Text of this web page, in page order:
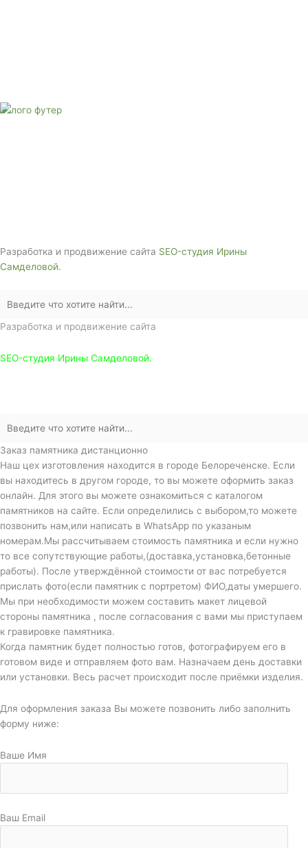
Разработка и продвижение сайта SEO-студия Ирины
Самделовой.
Разработка и продвижение сайта
SEO-студия Ирины Самделовой.
Заказ памятника дистанционно
Наш цех изготовления находится в городе Белореченске. Если
вы находитесь в другом городе, то вы можете оформить заказ
онлайн. Для этого вы можете ознакомиться с каталогом
памятников на сайте. Если определились с выбором,то можете
позвонить нам,или написать в WhatsApp по указаным
номерам.Мы рассчитываем стоимость памятника и если нужно
то все сопутствующие работы,(доставка,установка,бетонные
работы). После утверждённой стоимости от вас потребуется
прислать фото(если памятник с портретом) ФИО,даты умершего.
Мы при необходимости можем составить макет лицевой
стороны памятника , после согласования с вами мы приступаем
к гравировке памятника.
Когда памятник будет полностью готов, фотографируем его в
готовом виде и отправляем фото вам. Назначаем день доставки
или установки. Весь расчет происходит после приёмки изделия.
Для оформления заказа Вы можете позвонить либо заполнить
форму ниже:
Ваше Имя
Ваш Email